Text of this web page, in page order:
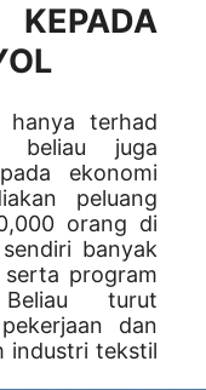
hanya terhad
beliau juga
ekonomi
peluang
orang di
banyak
serta program
turut
dan
industri tekstil